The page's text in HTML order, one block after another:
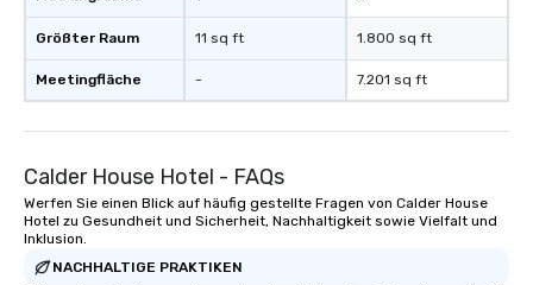
Größter Raum
Meetingfläche
11 sq ft
-
1.800 sq ft
7.201 sq ft
Calder House Hotel - FAQs
Werfen Sie einen Blick auf häufig gestellte Fragen von Calder House
Hotel zu Gesundheit und Sicherheit, Nachhaltigkeit sowie Vielfalt und
Inklusion.
NACHHALTIGE PRAKTIKEN